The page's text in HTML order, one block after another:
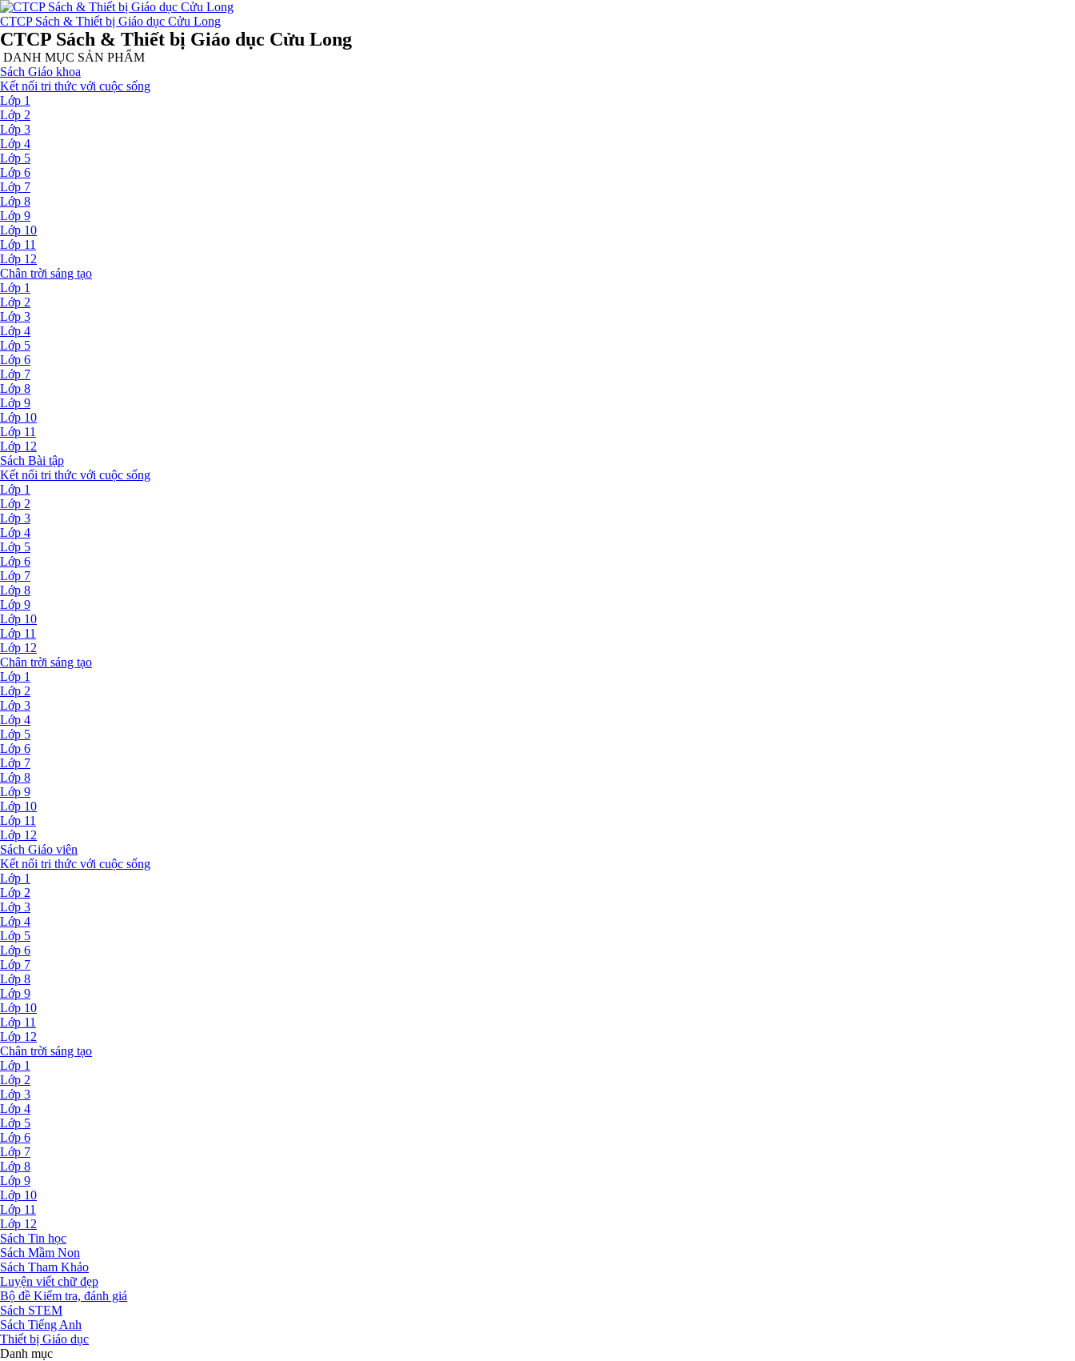
CTCP Sách & Thiết bị Giáo dục Cửu Long
CTCP Sách & Thiết bị Giáo dục Cửu Long
DANH MỤC SẢN PHẨM
Sách Giáo khoa
Kết nối tri thức với cuộc sống
Lớp 1
Lớp 2
Lớp 3
Lớp 4
Lớp 5
Lớp 6
Lớp 7
Lớp 8
Lớp 9
Lớp 10
Lớp 11
Lớp 12
Chân trời sáng tạo
Lớp 1
Lớp 2
Lớp 3
Lớp 4
Lớp 5
Lớp 6
Lớp 7
Lớp 8
Lớp 9
Lớp 10
Lớp 11
Lớp 12
Sách Bài tập
Kết nối tri thức với cuộc sống
Lớp 1
Lớp 2
Lớp 3
Lớp 4
Lớp 5
Lớp 6
Lớp 7
Lớp 8
Lớp 9
Lớp 10
Lớp 11
Lớp 12
Chân trời sáng tạo
Lớp 1
Lớp 2
Lớp 3
Lớp 4
Lớp 5
Lớp 6
Lớp 7
Lớp 8
Lớp 9
Lớp 10
Lớp 11
Lớp 12
Sách Giáo viên
Kết nối tri thức với cuộc sống
Lớp 1
Lớp 2
Lớp 3
Lớp 4
Lớp 5
Lớp 6
Lớp 7
Lớp 8
Lớp 9
Lớp 10
Lớp 11
Lớp 12
Chân trời sáng tạo
Lớp 1
Lớp 2
Lớp 3
Lớp 4
Lớp 5
Lớp 6
Lớp 7
Lớp 8
Lớp 9
Lớp 10
Lớp 11
Lớp 12
Sách Tin học
Sách Mầm Non
Sách Tham Khảo
Luyện viết chữ đẹp
Bộ đề Kiểm tra, đánh giá
Sách STEM
Sách Tiếng Anh
Thiết bị Giáo dục
Danh mục